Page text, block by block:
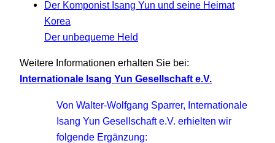
Der Komponist Isang Yun und seine Heimat
Korea
Der unbequeme Held
Weitere Informationen erhalten Sie bei:
Internationale Isang Yun Gesellschaft e.V.
Von Walter-Wolfgang Sparrer, Internationale
Isang Yun Gesellschaft e.V. erhielten wir
folgende Ergänzung: